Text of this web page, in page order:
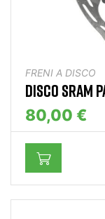
FRENI A DISCO
DISCO SRAM
80,00 €